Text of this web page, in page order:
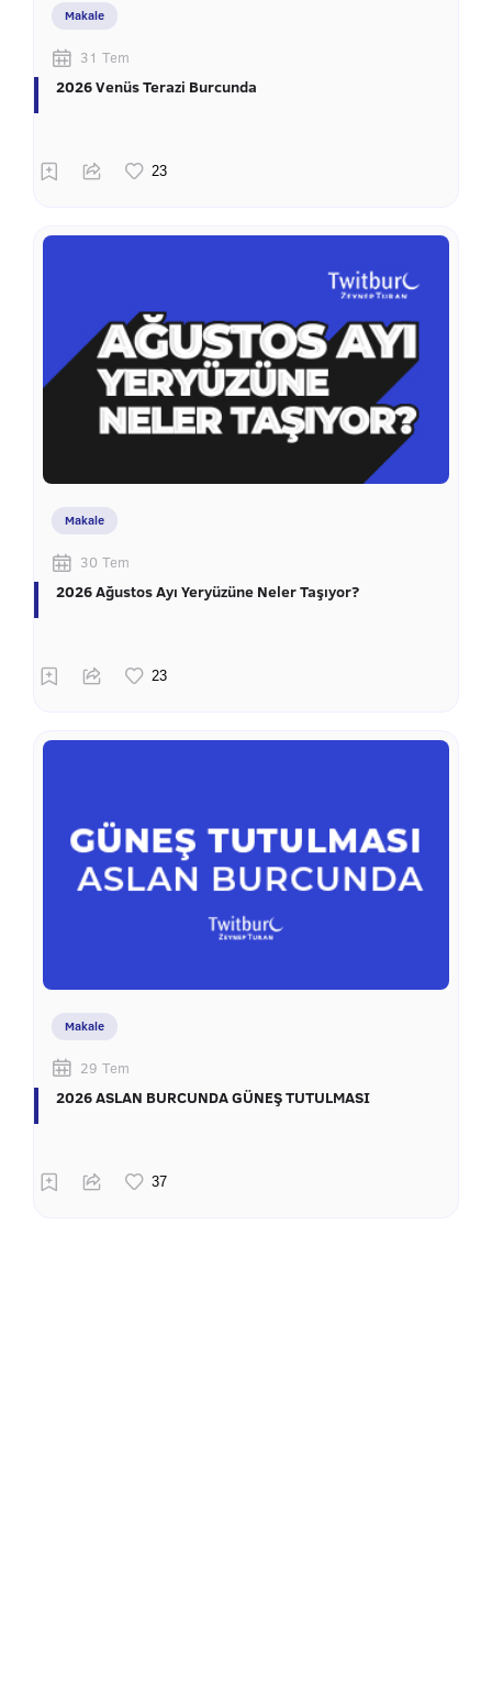
Makale
31 Tem
2026 Venüs Terazi Burcunda
Makale
30 Tem
2026 Ağustos Ayı Yeryüzüne Neler Taşıyor?
Makale
29 Tem
2026 ASLAN BURCUNDA GÜNEŞ TUTULMASI